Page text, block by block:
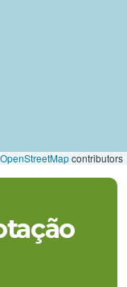
OpenStreetMapcontributors